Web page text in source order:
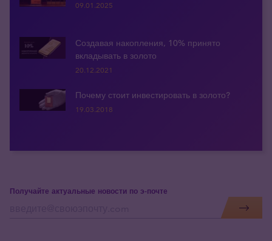
09.01.2025
Создавая накопления, 10% принято
вкладывать в золото
20.12.2021
Почему стоит инвестировать в золото?
19.03.2018
Получайте актуальные новости по э-почте